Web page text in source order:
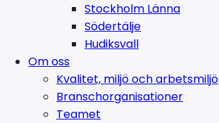
Stockholm Länna
Södertälje
Hudiksvall
Om oss
Kvalitet, miljö och arbetsmiljö
Branschorganisationer
Teamet